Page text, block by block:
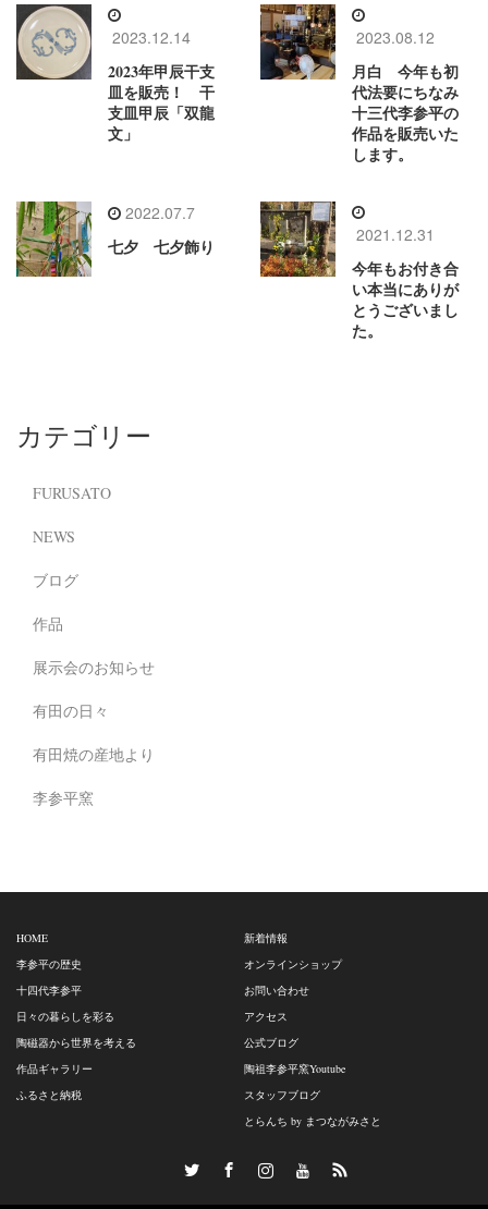
2023.12.14
2023年甲辰干支
皿を販売！ 干
支皿甲辰「双龍
文」
2023.08.12
月白 今年も初
代法要にちなみ
十三代李参平の
作品を販売いた
します。
2022.07.7
七夕 七夕飾り
2021.12.31
今年もお付き合
い本当にありが
とうございまし
た。
カテゴリー
FURUSATO
NEWS
ブログ
作品
展示会のお知らせ
有田の日々
有田焼の産地より
李参平窯
HOME
李参平の歴史
十四代李参平
日々の暮らしを彩る
陶磁器から世界を考える
作品ギャラリー
ふるさと納税
新着情報
オンラインショップ
お問い合わせ
アクセス
公式ブログ
陶祖李参平窯Youtube
スタッフブログ
とらんち by まつながみさと
Pinterest RSS